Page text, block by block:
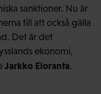
sanktioner. Nu är
till att också gälla
Det är det
ekonomi,
Jarkko Eloranta.